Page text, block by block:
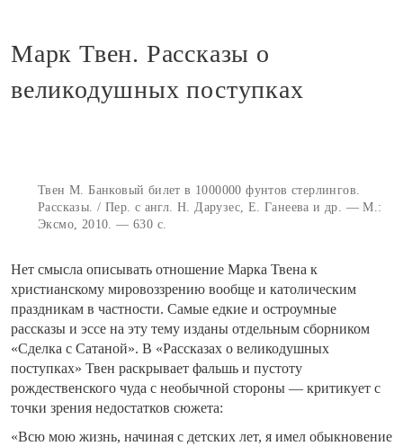
Марк Твен. Рассказы о
великодушных поступках
Твен М. Банковый билет в 1000000 фунтов стерлингов.
Рассказы. / Пер. с англ. Н. Дарузес, Е. Ганеева и др. — М.:
Эксмо, 2010. — 630 с.
Нет смысла описывать отношение Марка Твена к
христианскому мировоззрению вообще и католическим
праздникам в частности. Самые едкие и остроумные
рассказы и эссе на эту тему изданы отдельным сборником
«Сделка с Сатаной». В «Рассказах о великодушных
поступках» Твен раскрывает фальшь и пустоту
рождественского чуда с необычной стороны — критикует с
точки зрения недостатков сюжета:
«Всю мою жизнь, начиная с детских лет, я имел обыкновение